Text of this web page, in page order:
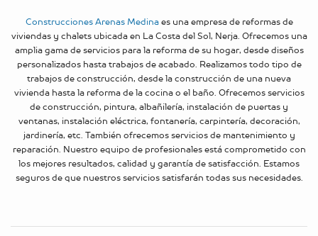
Construcciones Arenas Medinaes una empresa de reformas de
viviendas y chalets ubicada en La Costa del Sol, Nerja. Ofrecemos una
amplia gama de servicios para la reforma de su hogar, desde diseños
personalizados hasta trabajos de acabado. Realizamos todo tipo de
trabajos de construcción, desde la construcción de una nueva
vivienda hasta la reforma de la cocina o el baño. Ofrecemos servicios
de construcción, pintura, albañilería, instalación de puertas y
ventanas, instalación eléctrica, fontanería, carpintería, decoración,
jardinería, etc. También ofrecemos servicios de mantenimiento y
reparación. Nuestro equipo de profesionales está comprometido con
los mejores resultados, calidad y garantía de satisfacción. Estamos
seguros de que nuestros servicios satisfarán todas sus necesidades.